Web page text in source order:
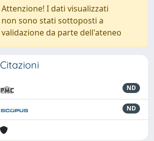
Attenzione! I dati visualizzati
non sono stati sottoposti a
validazione da parte dell'ateneo
Citazioni
ND
ND